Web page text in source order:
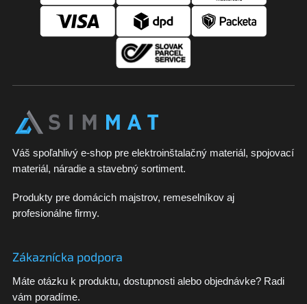
Váš spoľahlivý e-shop pre elektroinštalačný materiál, spojovací
materiál, náradie a stavebný sortiment.
Produkty pre domácich majstrov, remeselníkov aj
profesionálne firmy.
Zákaznícka podpora
Máte otázku k produktu, dostupnosti alebo objednávke? Radi
vám poradíme.